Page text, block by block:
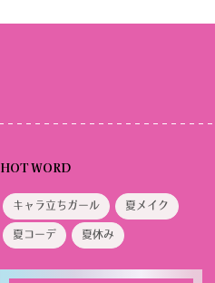
HOT WORD
キャラ立ちガール 夏メイク
夏コーデ 夏休み